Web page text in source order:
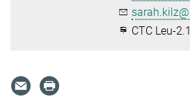
CTC Leu-